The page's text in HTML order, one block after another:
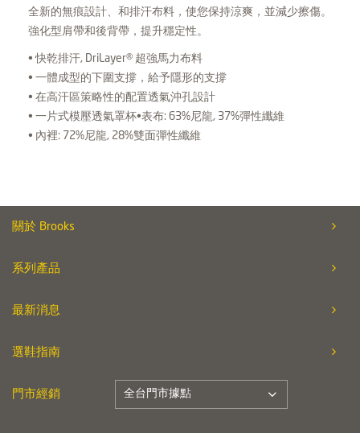
全新的無痕設計、和排汗布料，使您保持涼爽，並減少擦傷。
強化型肩帶和後背帶，提升穩定性。
• 快乾排汗, DriLayer® 超強馬力布料
• 一體成型的下圍支撐，給予隱形的支撐
• 在高汗區策略性的配置透氣沖孔設計
• 一片式模壓透氣罩杯•表布: 63%尼龍, 37%彈性纖維
• 內裡: 72%尼龍, 28%雙面彈性纖維
關於 Brooks
系列產品
最新消息
選鞋指南
門市經銷 全台門市據點